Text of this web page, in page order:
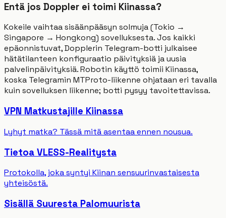
Entä jos Doppler ei toimi Kiinassa?
Kokeile vaihtaa sisäänpääsyn solmuja (Tokio →
Singapore → Hongkong) sovelluksesta. Jos kaikki
epäonnistuvat, Dopplerin Telegram-botti julkaisee
hätätilanteen konfiguraatio päivityksiä ja uusia
palvelinpäivityksiä. Robotin käyttö toimii Kiinassa,
koska Telegramin MTProto-liikenne ohjataan eri tavalla
kuin sovelluksen liikenne; botti pysyy tavoitettavissa.
VPN Matkustajille Kiinassa
Lyhyt matka? Tässä mitä asentaa ennen nousua.
Tietoa VLESS-Realitysta
Protokolla, joka syntyi Kiinan sensuurinvastaisesta
yhteisöstä.
Sisällä Suuresta Palomuurista